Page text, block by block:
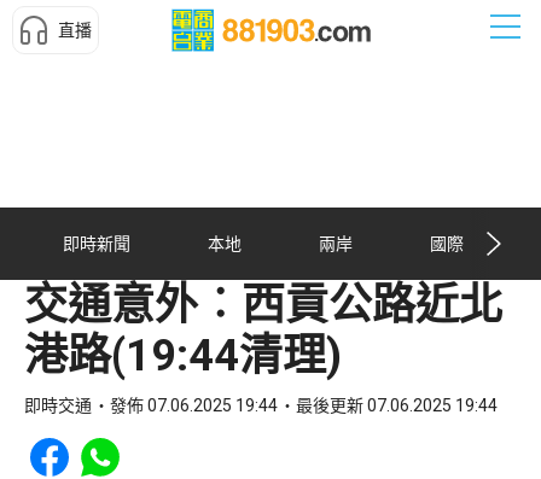
直播
即時新聞 本地 兩岸 國際
交通意外︰西貢公路近北
港路(19:44清理)
即時交通 發佈 07.06.2025 19:44 最後更新 07.06.2025 19:44
Share to Facebook
Share to WhatsApp